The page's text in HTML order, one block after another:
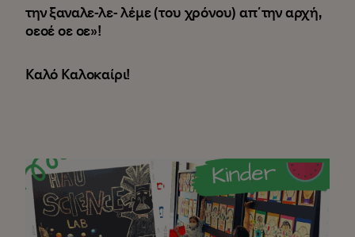
την ξαναλε-λε- λέμε (του χρόνου) απ΄την αρχή,
οεοέ οε οε»!
Καλό Καλοκαίρι!